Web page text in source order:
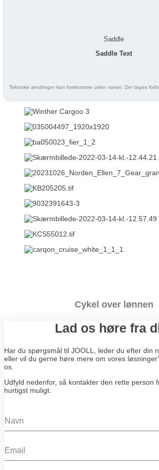
Saddle
Saddle Text
Tekniske ændringer kan forekomme uden varsel. Der tages
Cykel over lønnen
Lad os høre fra
Har du spørgsmål til JOOLL, leder du efter din
eller vil du gerne høre mere om vores
os.
Udfyld nedenfor, så kontakter den rette person
hurtigst muligt.
N
a
e
E
m